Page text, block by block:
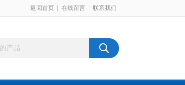
返回首页 在线留言 联系我们